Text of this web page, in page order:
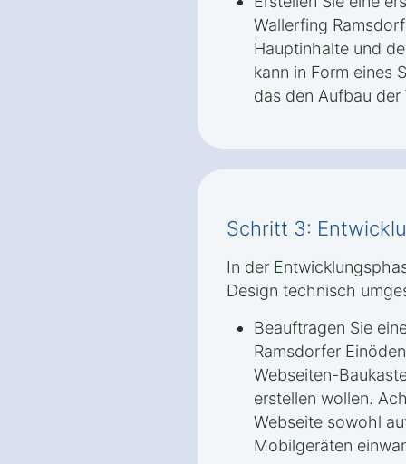
Wallerfing
Hauptinhalte und
kann in Form eines
das den Aufbau
Schritt 3:
In der
Design technisch
Beauftragen Sie
Ramsdorfer
Webseiten-
erstellen wollen.
Webseite sowohl
Mobilgeräten